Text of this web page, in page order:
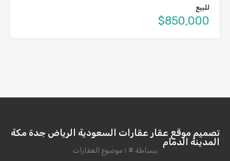
للبيع
$850,000
تصميم موقع عقار عقارات السعودية الرياض جدة مكة
المدينة الدمام
ببساطة # ١ موضوع العقارات